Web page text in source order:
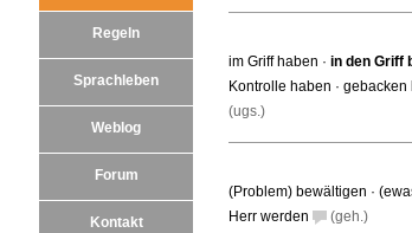
Regeln
Sprachleben
Weblog
Forum
Kontakt
im Griff haben · in den Griff
Kontrolle haben · gebacken
(ugs.)
(Problem) bewältigen ·
Herr werden
(geh.)